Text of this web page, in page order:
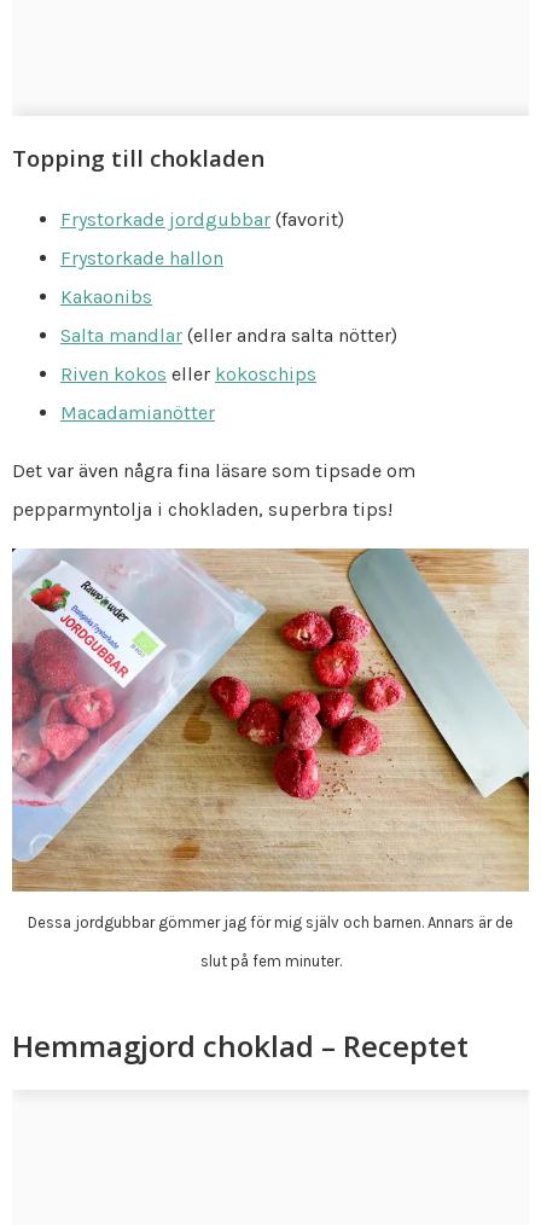
Topping till chokladen
Frystorkade jordgubbar (favorit)
Frystorkade hallon
Kakaonibs
Salta mandlar (eller andra salta nötter)
Riven kokos eller kokoschips
Macadamianötter
Det var även några fina läsare som tipsade om
pepparmyntolja i chokladen, superbra tips!
Dessa jordgubbar gömmer jag för mig själv och barnen. Annars är de
slut på fem minuter.
Hemmagjord choklad – Receptet